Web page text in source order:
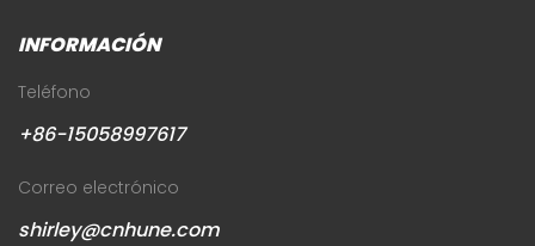
INFORMACIÓN
Teléfono
+86-15058997617
Correo electrónico
shirley@cnhune.com